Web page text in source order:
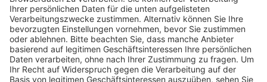
angemeldet haben.
Veröffentlicht:Freitag, 10.06.2022 15:16
Anzeige